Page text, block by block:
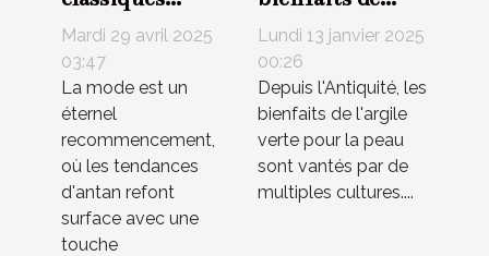
vestimentaires
comment les
intégrer dans
un look
moderne
Mardi 29 avril 2025
03:47
La mode est un
éternel
recommencement,
où les tendances
d'antan refont
surface avec une
touche
l'argile verte
pour la peau
Lundi 13 janvier 2025
00:26
Depuis l'Antiquité, les
bienfaits de l'argile
verte pour la peau
sont vantés par de
multiples cultures....